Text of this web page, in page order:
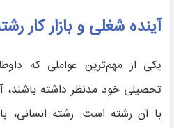
آینده شغلی و بازار کار
یکی از مهم‌ترین عواملی که
تحصیلی خود مدنظر داشته باشند،
با آن رشته است. رشته انسانی،